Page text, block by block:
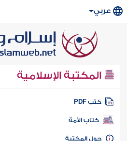
عربي
المكتبة الإسلامية
كتب PDF
كتاب الأمة